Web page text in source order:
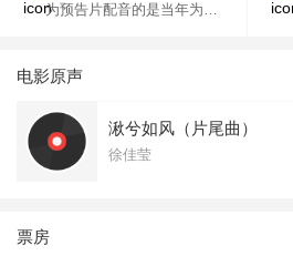
为预告片配音的是当年为《泰坦尼克》（1998）中为老年露丝配音的潘淑兰，她已经77岁了。
电影原声
湫兮如风（片尾曲）
徐佳莹
票房